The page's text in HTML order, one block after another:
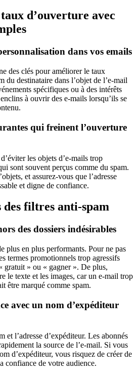
d’ouverture avec
dans vos emails
des clés pour améliorer le taux
du destinataire dans l’objet de l’e-mail
spécifiques ou à des intérêts
à ouvrir des e-mails lorsqu’ils se
qui freinent l’ouverture
les objets d’e-mails trop
sont souvent perçus comme du spam.
et assurez-vous que l’adresse
et digne de confiance.
des filtres anti-spam
des dossiers indésirables
plus en plus performants. Pour ne pas
termes promotionnels trop agressifs
gratuit » ou « gagner ». De plus,
le texte et les images, car un e-mail trop
être marqué comme spam.
avec un nom d’expéditeur
et l’adresse d’expéditeur. Les abonnés
la source de l’e-mail. Si vous
d’expéditeur, vous risquez de créer de
confiance de votre audience.